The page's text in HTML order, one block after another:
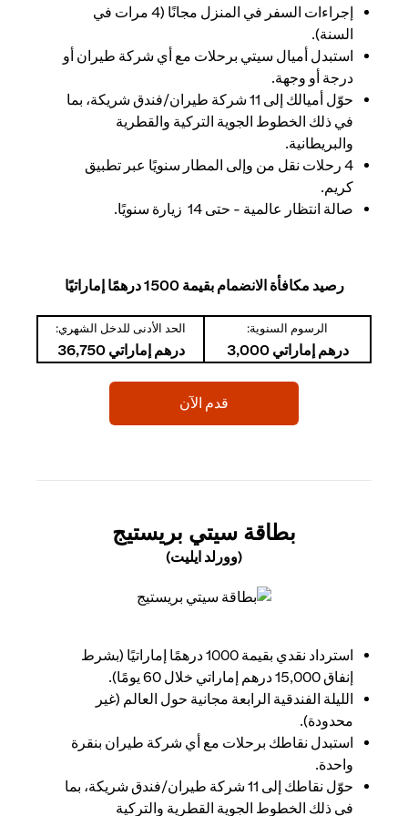
إجراءات السفر في المنزل مجانًا (4 مرات في
السنة).
استبدل أميال سيتي برحلات مع أي شركة طيران أو
درجة أو وجهة.
حوّل أميالك إلى 11 شركة طيران/فندق شريكة، بما
في ذلك الخطوط الجوية التركية والقطرية
والبريطانية.
4 رحلات نقل من وإلى المطار سنويًا عبر تطبيق
كريم.
صالة انتظار عالمية - حتى 14 زيارة سنويًا.
رصيد مكافأة الانضمام بقيمة 1500 درهمًا إماراتيًا
الرسوم السنوية:
درهم إماراتي 3,000
الحد الأدنى للدخل الشهري:
درهم إماراتي 36,750
قدم الآن
بطاقة سيتي بريستيج
(وورلد ايليت)
استرداد نقدي بقيمة 1000 درهمًا إماراتيًا (بشرط
إنفاق 15,000 درهم إماراتي خلال 60 يومًا).
الليلة الفندقية الرابعة مجانية حول العالم (غير
محدودة).
استبدل نقاطك برحلات مع أي شركة طيران بنقرة
واحدة.
حوّل نقاطك إلى 11 شركة طيران/فندق شريكة، بما
في ذلك الخطوط الجوية القطرية والتركية